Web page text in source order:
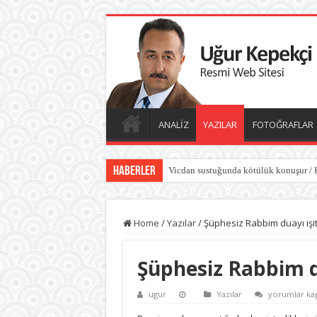
ANALİZ YAZILAR FOTOĞRAFLAR
Haberler Vicdan sustuğunda kötülük konuşur /
Hasedin ilk cinayeti / Kötülüğün
Home /Yazılar/Şüphesiz Rabbim duayı
Şüphesiz Rabbim
ugur Yazılar
Şüphesiz
duayı
yorumlar